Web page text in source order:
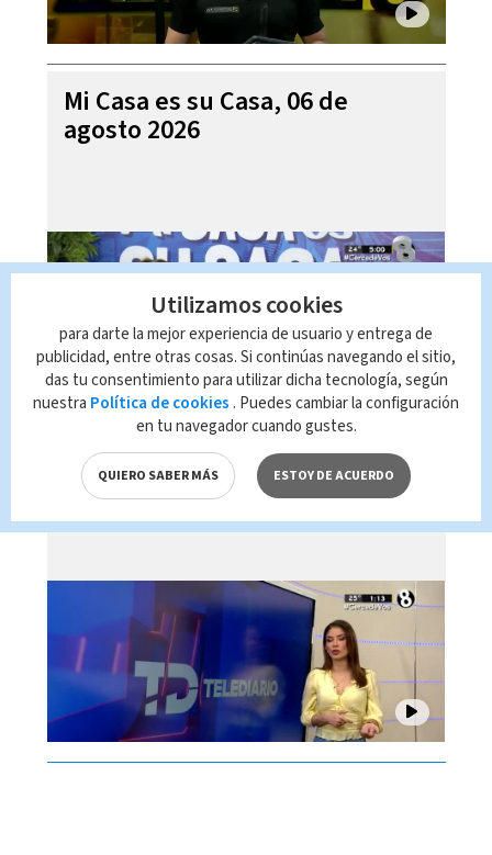
Mi Casa es su Casa, 06 de
agosto 2026
Telediario En Directo con Paula
Brenes, 06 de agosto 2026
Utilizamos cookies
para darte la mejor experiencia de usuario y entrega de
publicidad, entre otras cosas. Si continúas navegando el sitio,
das tu consentimiento para utilizar dicha tecnología, según
nuestra Política de cookies . Puedes cambiar la configuración
en tu navegador cuando gustes.
QUIERO SABER MÁS ESTOY DE ACUERDO